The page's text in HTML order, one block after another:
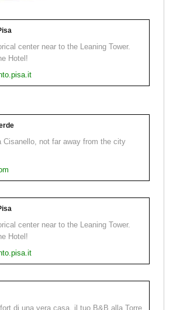
center near to the Leaning Tower.
Hotel!
Cisanello, not far away from the city
center near to the Leaning Tower.
Hotel!
di una vera casa, il tuo B&B alla Torre